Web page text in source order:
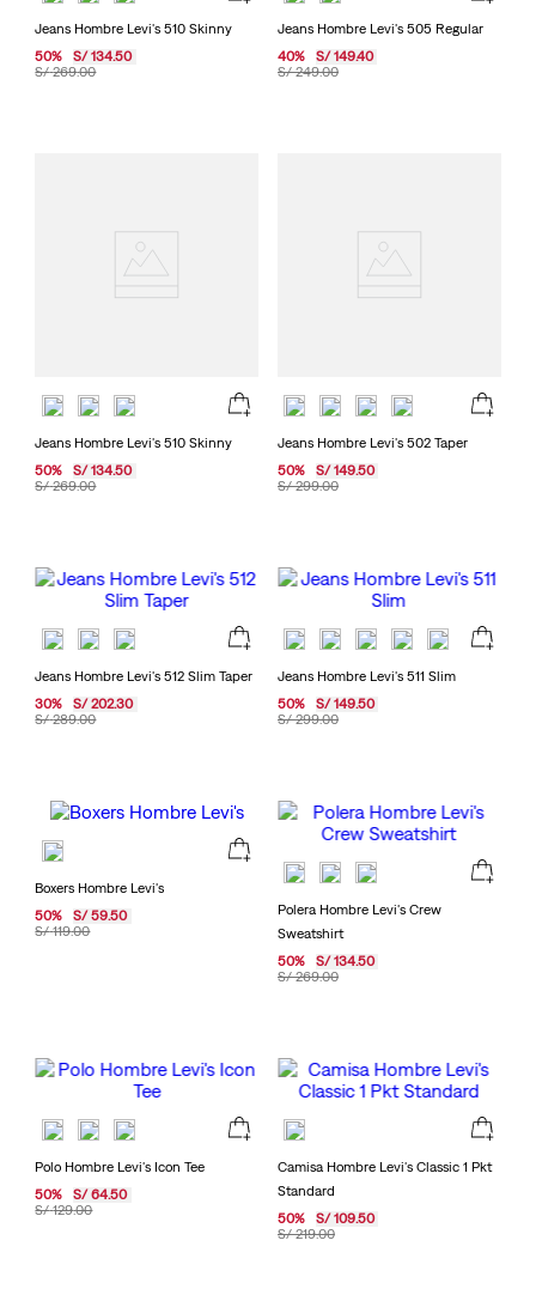
Jeans Hombre Levi's 510 Skinny
S/ 269.00
50% S/ 134.50
Jeans Hombre Levi's 505 Regular
S/ 249.00
40% S/ 149.40
Jeans Hombre Levi's 510 Skinny
S/ 269.00
50% S/ 134.50
Jeans Hombre Levi's 502 Taper
S/ 299.00
50% S/ 149.50
Jeans Hombre Levi's 512 Slim Taper
S/ 289.00
30% S/ 202.30
Jeans Hombre Levi's 511 Slim
S/ 299.00
50% S/ 149.50
Boxers Hombre Levi's
S/ 119.00
50% S/ 59.50
Polera Hombre Levi's Crew
Sweatshirt
S/ 269.00
50% S/ 134.50
Polo Hombre Levi's Icon Tee
S/ 129.00
50% S/ 64.50
Camisa Hombre Levi's Classic 1 Pkt
Standard
S/ 219.00
50% S/ 109.50